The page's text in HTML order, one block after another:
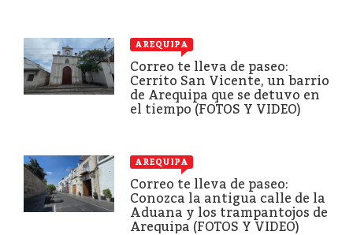
AREQUIPA
Correo te lleva de paseo:
Cerrito San Vicente, un barrio
de Arequipa que se detuvo en
el tiempo (FOTOS Y VIDEO)
AREQUIPA
Correo te lleva de paseo:
Conozca la antigua calle de la
Aduana y los trampantojos de
Arequipa (FOTOS Y VIDEO)